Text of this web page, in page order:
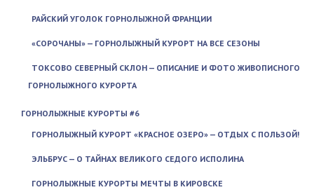
РАЙСКИЙ УГОЛОК ГОРНОЛЫЖНОЙ ФРАНЦИИ
«СОРОЧАНЫ» — ГОРНОЛЫЖНЫЙ КУРОРТ НА ВСЕ СЕЗОНЫ
ТОКСОВО СЕВЕРНЫЙ СКЛОН — ОПИСАНИЕ И ФОТО ЖИВОПИСНОГО
ГОРНОЛЫЖНОГО КУРОРТА
ГОРНОЛЫЖНЫЕ КУРОРТЫ #6
ГОРНОЛЫЖНЫЙ КУРОРТ «КРАСНОЕ ОЗЕРО» — ОТДЫХ С ПОЛЬЗОЙ!
ЭЛЬБРУС — О ТАЙНАХ ВЕЛИКОГО СЕДОГО ИСПОЛИНА
ГОРНОЛЫЖНЫЕ КУРОРТЫ МЕЧТЫ В КИРОВСКЕ